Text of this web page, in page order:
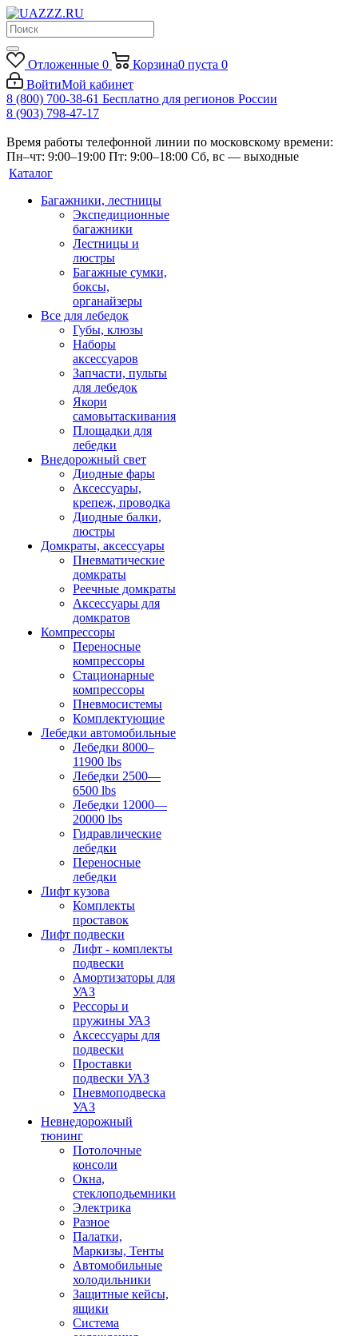
Отложенные 0 Корзина0 пуста 0
ВойтиМой кабинет
8 (800) 700-38-61 Бесплатно для регионов России
8 (903) 798-47-17
Время работы телефонной линии по московскому времени:
Пн–чт: 9:00–19:00 Пт: 9:00–18:00 Сб, вс — выходные
Каталог
Багажники, лестницы
Экспедиционные
багажники
Лестницы и
люстры
Багажные сумки,
боксы,
органайзеры
Все для лебедок
Губы, клюзы
Наборы
аксессуаров
Запчасти, пульты
для лебедок
Якори
самовытаскивания
Площадки для
лебедки
Внедорожный свет
Диодные фары
Аксессуары,
крепеж, проводка
Диодные балки,
люстры
Домкраты, аксессуары
Пневматические
домкраты
Реечные домкраты
Аксессуары для
домкратов
Компрессоры
Переносные
компрессоры
Стационарные
компрессоры
Пневмосистемы
Комплектующие
Лебедки автомобильные
Лебедки 8000–
11900 lbs
Лебедки 2500—
6500 lbs
Лебедки 12000—
20000 lbs
Гидравлические
лебедки
Переносные
лебедки
Лифт кузова
Комплекты
проставок
Лифт подвески
Лифт - комплекты
подвески
Амортизаторы для
УАЗ
Рессоры и
пружины УАЗ
Аксессуары для
подвески
Проставки
подвески УАЗ
Пневмоподвеска
УАЗ
Невнедорожный
тюнинг
Потолочные
консоли
Окна,
стеклоподьемники
Электрика
Разное
Палатки,
Маркизы, Тенты
Автомобильные
холодильники
Защитные кейсы,
ящики
Система